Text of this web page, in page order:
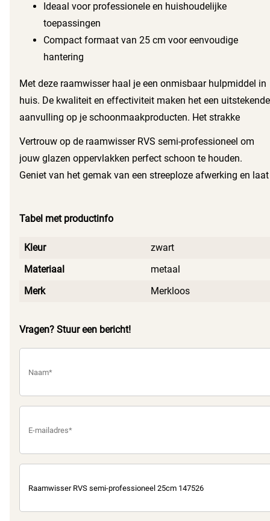
Ideaal voor professionele en huishoudelijke
toepassingen
Compact formaat van 25 cm voor eenvoudige
hantering
Met deze raamwisser haal je een onmisbaar hulpmiddel in
huis. De kwaliteit en effectiviteit maken het een uitstekende
aanvulling op je schoonmaakproducten. Het strakke
Vertrouw op de raamwisser RVS semi-professioneel om
jouw glazen oppervlakken perfect schoon te houden.
Geniet van het gemak van een streeploze afwerking en laat
Tabel met productinfo
Kleur
zwart
Materiaal
metaal
Merk
Merkloos
Vragen? Stuur een bericht!